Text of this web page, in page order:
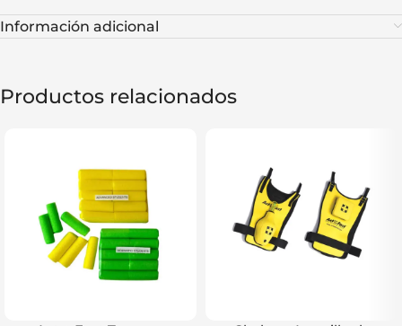
Información adicional
Productos relacionados